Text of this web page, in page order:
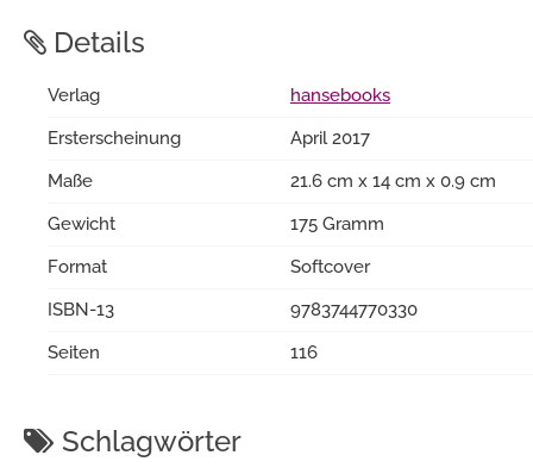
Details
Verlag
hansebooks
Ersterscheinung
April 2017
Maße
21.6 cm x 14 cm x 0.9 cm
Gewicht
175 Gramm
Format
Softcover
ISBN-13
9783744770330
Seiten
116
Schlagwörter